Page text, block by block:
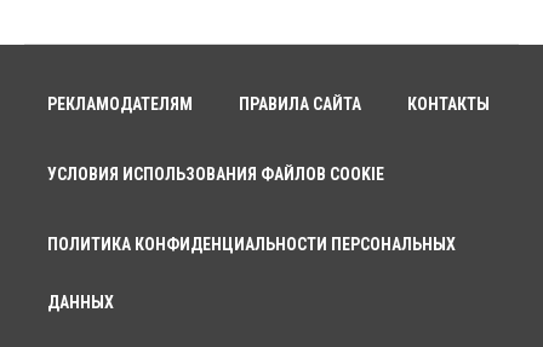
РЕКЛАМОДАТЕЛЯМ ПРАВИЛА САЙТА КОНТАКТЫ
УСЛОВИЯ ИСПОЛЬЗОВАНИЯ ФАЙЛОВ COOKIE
ПОЛИТИКА КОНФИДЕНЦИАЛЬНОСТИ ПЕРСОНАЛЬНЫХ
ДАННЫХ